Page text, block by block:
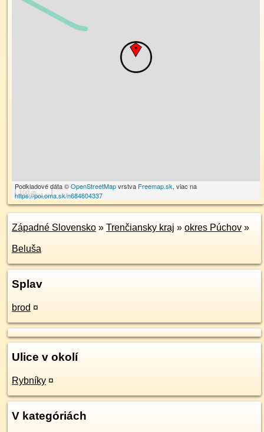
100 m
Podkladové dáta ©OpenStreetMapvrstva Freemap.sk, viac na
https://poi.oma.sk/n684604337
Západné Slovensko » Trenčiansky kraj » okres Púchov »
Beluša
Splav
brod ¤
Ulice v okolí
Rybníky ¤
V kategóriách